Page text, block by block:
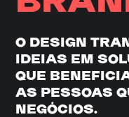
O DESIGN
IDEIAS EM
QUE
AS PESSOAS
NEGÓCIOS.